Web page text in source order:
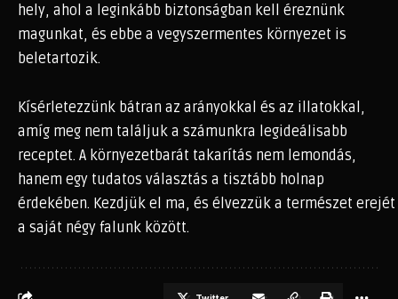
hely, ahol a leginkább biztonságban kell éreznünk
magunkat, és ebbe a vegyszermentes környezet is
beletartozik.
Kísérletezzünk bátran az arányokkal és az illatokkal,
amíg meg nem találjuk a számunkra legideálisabb
receptet. A környezetbarát takarítás nem lemondás,
hanem egy tudatos választás a tisztább holnap
érdekében. Kezdjük el ma, és élvezzük a természet erejét
a saját négy falunk között.